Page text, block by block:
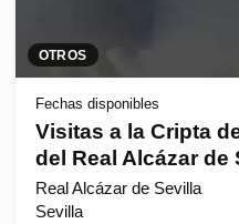
OTROS
Fechas disponibles
Visitas a la Cripta
del Real Alcázar de
Real Alcázar de Sevilla
Sevilla